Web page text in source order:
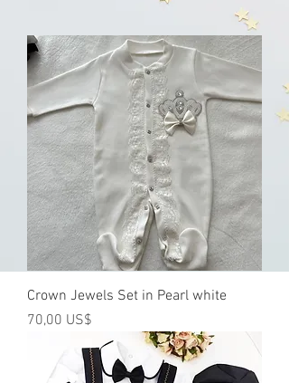
Crown Jewels Set in Pearl white
Precio
70,00 US$